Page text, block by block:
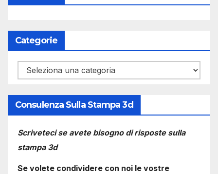
Categorie
Categorie
Consulenza Sulla Stampa 3d
Scriveteci se avete bisogno di risposte sulla
stampa 3d
Se volete condividere con noi le vostre